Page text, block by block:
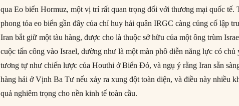
qua Eo biển Hormuz, một vị trí rất quan trọng đối với thương mại quốc tế.
phong tỏa eo biển gần đây của chỉ huy hải quân IRGC càng củng cố lập
Iran bắt giữ một tàu hàng, được cho là thuộc sở hữu của một ông trùm
cuộc tấn công vào Israel, dường như là một màn phô diễn năng lực có chủ
tương tự như chiến lược của Houthi ở Biển Đỏ, và ngụ ý rằng Iran sẵn
hàng hải ở Vịnh Ba Tư nếu xảy ra xung đột toàn diện, và điều này nhiều
quả nghiêm trọng cho nền kinh tế toàn cầu.